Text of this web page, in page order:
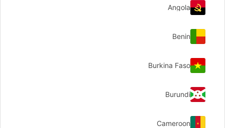
Angola
Benin
Burkina Faso
Burundi
Cameroon